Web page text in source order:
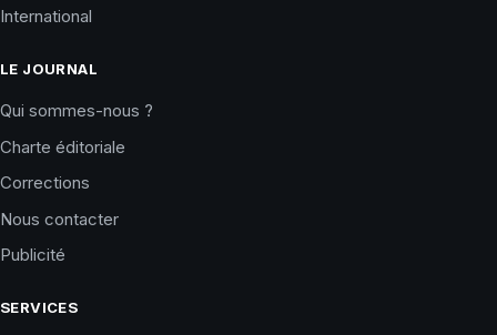
International
LE JOURNAL
Qui sommes-nous ?
Charte éditoriale
Corrections
Nous contacter
Publicité
SERVICES